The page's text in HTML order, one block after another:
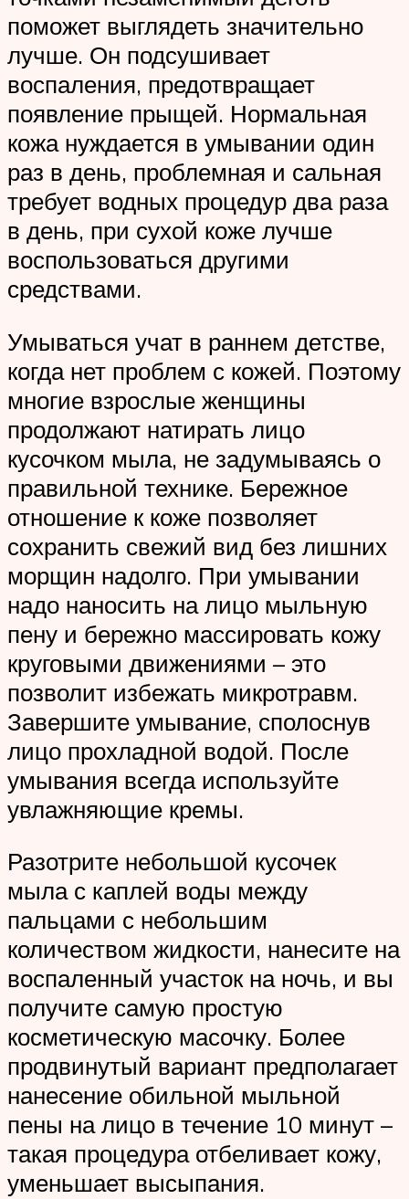
поможет выглядеть значительно
лучше. Он подсушивает
воспаления, предотвращает
появление прыщей. Нормальная
кожа нуждается в умывании один
раз в день, проблемная и сальная
требует водных процедур два раза
в день, при сухой коже лучше
воспользоваться другими
средствами.
Умываться учат в раннем детстве,
когда нет проблем с кожей. Поэтому
многие взрослые женщины
продолжают натирать лицо
кусочком мыла, не задумываясь о
правильной технике. Бережное
отношение к коже позволяет
сохранить свежий вид без лишних
морщин надолго. При умывании
надо наносить на лицо мыльную
пену и бережно массировать кожу
круговыми движениями – это
позволит избежать микротравм.
Завершите умывание, сполоснув
лицо прохладной водой. После
умывания всегда используйте
увлажняющие кремы.
Разотрите небольшой кусочек
мыла с каплей воды между
пальцами с небольшим
количеством жидкости, нанесите на
воспаленный участок на ночь, и вы
получите самую простую
косметическую масочку. Более
продвинутый вариант предполагает
нанесение обильной мыльной
пены на лицо в течение 10 минут –
такая процедура отбеливает кожу,
уменьшает высыпания.